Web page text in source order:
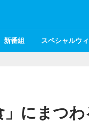
新番組 スペシャルウ
」にまつ